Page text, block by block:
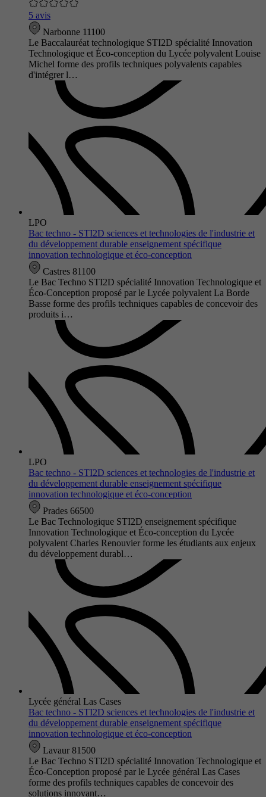
5 avis
Narbonne 11100
Le Baccalauréat technologique STI2D spécialité Innovation
Technologique et Éco-conception du Lycée polyvalent Louise
Michel forme des profils techniques polyvalents capables
d'intégrer l…
LPO
Bac techno - STI2D sciences et technologies de l'industrie et
du développement durable enseignement spécifique
innovation technologique et éco-conception
Castres 81100
Le Bac Techno STI2D spécialité Innovation Technologique et
Éco-Conception proposé par le Lycée polyvalent La Borde
Basse forme des profils techniques capables de concevoir des
produits i…
LPO
Bac techno - STI2D sciences et technologies de l'industrie et
du développement durable enseignement spécifique
innovation technologique et éco-conception
Prades 66500
Le Bac Technologique STI2D enseignement spécifique
Innovation Technologique et Éco-conception du Lycée
polyvalent Charles Renouvier forme les étudiants aux enjeux
du développement durabl…
Lycée général Las Cases
Bac techno - STI2D sciences et technologies de l'industrie et
du développement durable enseignement spécifique
innovation technologique et éco-conception
Lavaur 81500
Le Bac Techno STI2D spécialité Innovation Technologique et
Éco-Conception proposé par le Lycée général Las Cases
forme des profils techniques capables de concevoir des
solutions innovant…